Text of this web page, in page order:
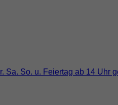
So. u. Feiertag ab 14 Uhr